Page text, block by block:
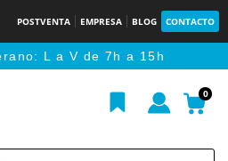
POSTVENTA EMPRESA BLOG CONTACTO
L a V de 7h a 15h
0